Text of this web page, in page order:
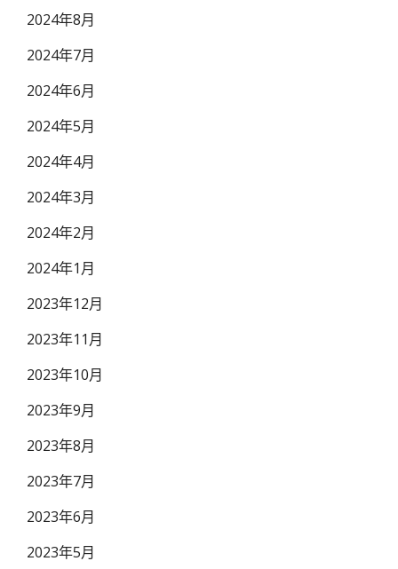
2024年8月
2024年7月
2024年6月
2024年5月
2024年4月
2024年3月
2024年2月
2024年1月
2023年12月
2023年11月
2023年10月
2023年9月
2023年8月
2023年7月
2023年6月
2023年5月